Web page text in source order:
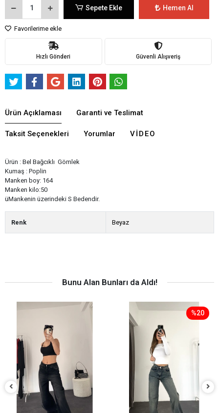
Sepete Ekle Hemen Al
Favorilerime ekle
Hızlı Gönderi Güvenli Alışveriş
Ürün Açıklaması Garanti ve Teslimat
Taksit Seçenekleri Yorumlar VIDEO
Ürün : Bel Bağcıklı Gömlek
Kumaş : Poplin
Manken boy: 164
Manken kilo:50
üMankenin üzerindeki S Bedendir.
Renk Beyaz
Bunu Alan Bunları da Aldı!
%20